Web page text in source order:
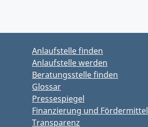
Anlaufstelle finden
Anlaufstelle werden
Beratungsstelle finden
Glossar
Pressespiegel
Finanzierung und Fördermittel
Transparenz